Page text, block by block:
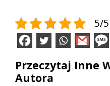
5/
Przeczytaj Inne
Autora